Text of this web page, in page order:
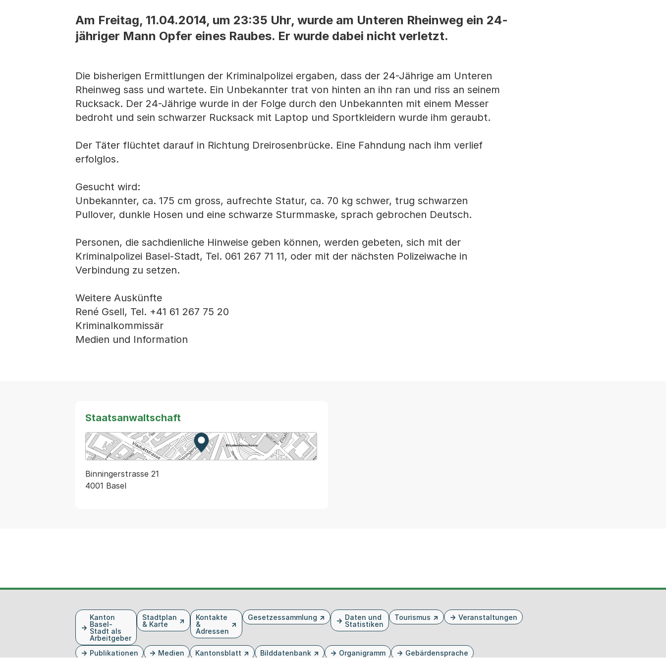
Am Freitag, 11.04.2014, um 23:35 Uhr, wurde am Unteren Rheinweg ein 24-
jähriger Mann Opfer eines Raubes. Er wurde dabei nicht verletzt.
Die bisherigen Ermittlungen der Kriminalpolizei ergaben, dass der 24-Jährige am Unteren
Rheinweg sass und wartete. Ein Unbekannter trat von hinten an ihn ran und riss an seinem
Rucksack. Der 24-Jährige wurde in der Folge durch den Unbekannten mit einem Messer
bedroht und sein schwarzer Rucksack mit Laptop und Sportkleidern wurde ihm geraubt.
Der Täter flüchtet darauf in Richtung Dreirosenbrücke. Eine Fahndung nach ihm verlief
erfolglos.
Gesucht wird:
Unbekannter, ca. 175 cm gross, aufrechte Statur, ca. 70 kg schwer, trug schwarzen
Pullover, dunkle Hosen und eine schwarze Sturmmaske, sprach gebrochen Deutsch.
Personen, die sachdienliche Hinweise geben können, werden gebeten, sich mit der
Kriminalpolizei Basel-Stadt, Tel. 061 267 71 11, oder mit der nächsten Polizeiwache in
Verbindung zu setzen.
Weitere Auskünfte
René Gsell, Tel. +41 61 267 75 20
Kriminalkommissär
Medien und Information
Staatsanwaltschaft
Zur Karte von MapBS.
Externer Link, wird in einem neuen Tab oder Fenster geöffnet
Binningerstrasse 21
4001 Basel
Kanton
Basel-
Stadt als
Arbeitgeber
Stadtplan
& Karte
Kontakte
&
Adressen
Gesetzessammlung
Daten und
Statistiken
Tourismus Veranstaltungen
Publikationen Medien Kantonsblatt Bilddatenbank Organigramm Gebärdensprache